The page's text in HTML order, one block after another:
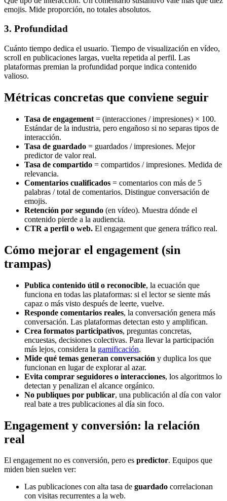
emojis. Mide proporción, no totales absolutos.
3. Profundidad
Cuánto tiempo dedica el usuario. Tiempo de visualización en vídeo,
scroll en publicaciones largas, vuelta repetida al perfil. Las
plataformas premian la profundidad porque indica contenido
valioso.
Métricas concretas que conviene seguir
Tasa de engagement = (interacciones / impresiones) × 100.
Estándar de la industria, pero engañoso si no separas tipos de
interacción.
Tasa de guardado = guardados / impresiones. Mejor
predictor de valor real.
Tasa de compartido = compartidos / impresiones. Medida de
relevancia.
Comentarios cualificados = comentarios con más de 5
palabras / total de comentarios. Distingue conversación de
emojis.
Retención por segundo (en vídeo). Muestra dónde el
contenido pierde a la audiencia.
CTR a perfil o web. El engagement que genera tráfico real.
Cómo mejorar el engagement (sin
trampas)
Publica contenido útil o reconocible, la ecuación que
funciona en todas las plataformas: si el lector se siente más
capaz o más visto después de leerte, vuelve.
Responde comentarios reales, la conversación genera más
conversación. Las plataformas detectan esto y amplifican.
Crea formatos participativos, preguntas concretas,
encuestas, decisiones colectivas. Para llevar la participación
más lejos, considera la gamificación.
Mide qué temas generan conversación y duplica los que
funcionan en lugar de explorar al azar.
Evita comprar seguidores o interacciones, los algoritmos lo
detectan y penalizan el alcance orgánico.
No publiques por publicar, una publicación al día con valor
real bate a tres publicaciones al día sin foco.
Engagement y conversión: la relación
real
El engagement no es conversión, pero es predictor. Equipos que
miden bien suelen ver:
Las publicaciones con alta tasa de guardado correlacionan
con visitas recurrentes a la web.